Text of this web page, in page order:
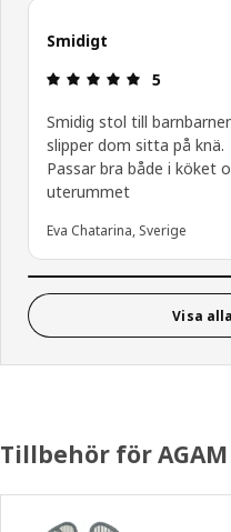
Hoppa över kundrecensioner
Smidigt
5
Smidig stol till
slipper dom sitta på knä.
Passar bra både i köket
uterummet
Eva Chatarina, Sverige
Visa
Tillbehör för AGAM